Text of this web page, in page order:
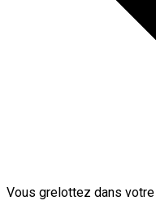
Vous grelottez dans